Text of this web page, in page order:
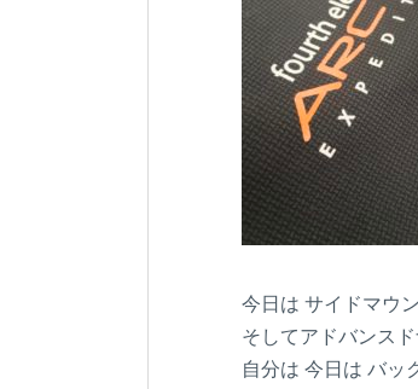
今日は サイドマウ
そしてアドバンス
自分は 今日は バッ